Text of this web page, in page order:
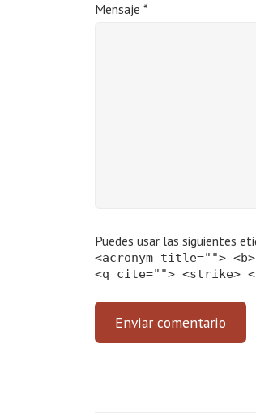
Mensaje *
Puedes usar las siguientes
<acronym title="">
<q cite=""> <strike>